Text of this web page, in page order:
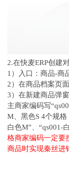
2.在快麦ERP创建
1）入口：商品-商
2）在商品档案页
3）在新建商品弹
主商家编码写
M、黑色S 4个规
白色M”、“qs001-
格商家编码一定要
商品时实现秦丝进